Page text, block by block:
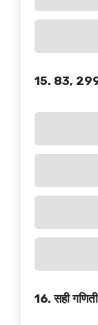
15. 83,
16. सही